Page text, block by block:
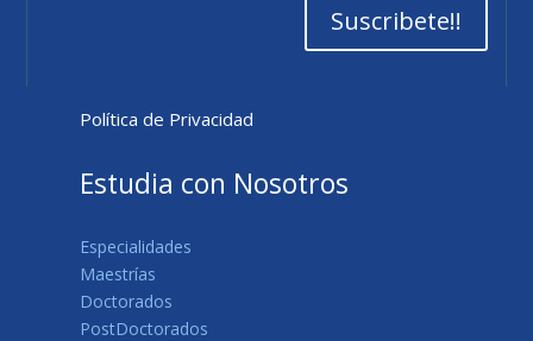
Suscribete!!
Política de Privacidad
Estudia con Nosotros
Especialidades
Maestrías
Doctorados
PostDoctorados